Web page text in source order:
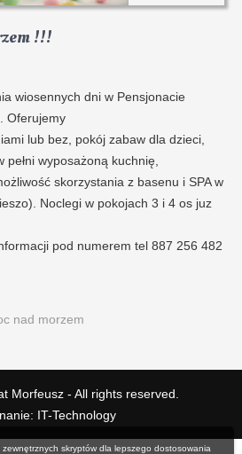
skryptów dla lepszego dostosowania
!!!
wiosennych dni w Pensjonacie
Oferujemy
lub bez, pokój zabaw dla dzieci,
wyposażoną kuchnię,
skorzystania z basenu i SPA w
Noclegi w pokojach 3 i 4 os juz
pod numerem tel 887 256 482
nad morzem
Morfeusz - All rights reserved.
IT-Technology